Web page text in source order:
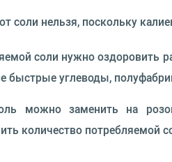
соли нельзя, поскольку
соли нужно оздоровить
быстрые углеводы,
можно заменить на
количество